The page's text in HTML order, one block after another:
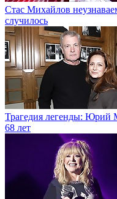
Стас Михайлов
случилось
Трагедия легенды: Юрий
68 лет